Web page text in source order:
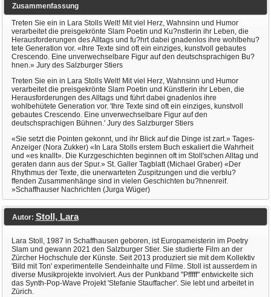
Zusammenfassung
Treten Sie ein in Lara Stolls Welt! Mit viel Herz, Wahnsinn und Humor
verarbeitet die preisgekrönte Slam Poetin und Ku?nstlerin ihr Leben, die
Herausforderungen des Alltags und fu?hrt dabei gnadenlos ihre wohlbehu?
tete Generation vor. «Ihre Texte sind oft ein einziges, kunstvoll gebautes
Crescendo. Eine unverwechselbare Figur auf den deutschsprachigen Bu?
hnen.» Jury des Salzburger Stiers
Treten Sie ein in Lara Stolls Welt! Mit viel Herz, Wahnsinn und Humor
verarbeitet die preisgekrönte Slam Poetin und Künstlerin ihr Leben, die
Herausforderungen des Alltags und führt dabei gnadenlos ihre
wohlbehütete Generation vor. 'Ihre Texte sind oft ein einziges, kunstvoll
gebautes Crescendo. Eine unverwechselbare Figur auf den
deutschsprachigen Bühnen.' Jury des Salzburger Stiers
«Sie setzt die Pointen gekonnt, und ihr Blick auf die Dinge ist zart.» Tages-
Anzeiger (Nora Zukker) «In Lara Stolls erstem Buch eskaliert die Wahrheit
und «es knallt». Die Kurzgeschichten beginnen oft im Stoll'schen Alltag und
geraten dann aus der Spur.» St. Galler Tagblatt (Michael Graber) «Der
Rhythmus der Texte, die unerwarteten Zuspitzungen und die verblu?
ffenden Zusammenhänge sind in vielen Geschichten bu?hnenreif.
»Schaffhauser Nachrichten (Jurga Wüger)
Autor: Stoll, Lara
Lara Stoll, 1987 in Schaffhausen geboren, ist Europameisterin im Poetry
Slam und gewann 2021 den Salzburger Stier. Sie studierte Film an der
Zürcher Hochschule der Künste. Seit 2013 produziert sie mit dem Kollektiv
'Bild mit Ton' experimentelle Sendeinhalte und Filme. Stoll ist ausserdem in
diverse Musikprojekte involviert. Aus der Punkband "Pfffff" entwickelte sich
das Synth-Pop-Wave Projekt 'Stefanie Stauffacher'. Sie lebt und arbeitet in
Zürich.